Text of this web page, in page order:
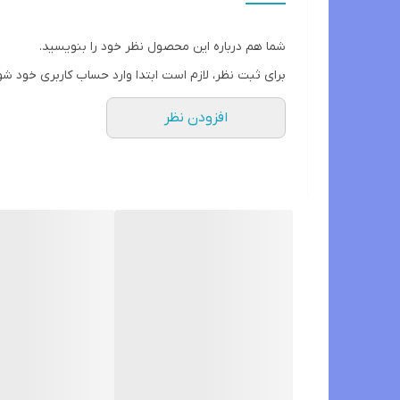
شما هم درباره این محصول نظر خود را بنویسید.
برای ثبت نظر، لازم است ابتدا وارد حساب کاربری خود
افزودن نظر